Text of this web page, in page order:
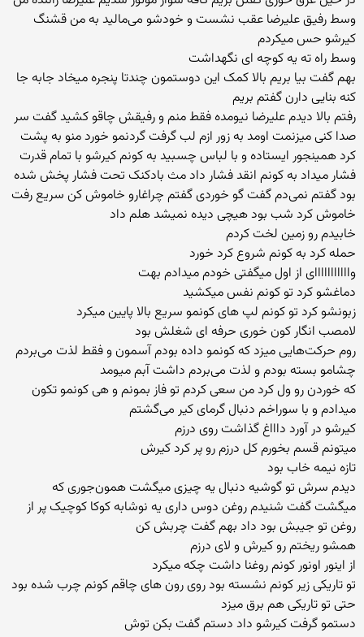
وسط رفیق علیرضا عقب نشست و خودشو می‌مالید به من قشنگ
کیرشو حس میکردم
وسط راه ته یه کوچه ای نگهداشت
بهم گفت بیا بریم بالا کمک این دوستمون چندتا پنجره میخاد جابه جا
کنه بنایی دارن گفتم بریم
رفتم بالا دیدم علیرضا نیومده فقط منم و رفیقش چاقو کشید گفت سر
صدا کنی میزنمت اومد به زور ازم لب گرفت گردنمو خورد منو به پشت
کرد همینجور ایستاده و با لباس چسبید به کونم کیرشو با تمام قدرت
فشار میداد به کونم انقد فشار داد مث بادکنک تحت فشار پخش شده
بود گفتم نمی‌دم گفت گو خوردی گفتم چراغارو خاموش کن سریع رفت
خاموش کرد شب بود هیچی دیده نمیشد هلم داد
خابیدم رو زمین لخت کردم
حمله کرد به کونم شروع کرد خورد
وااااااااااای از اول میگفتی خودم میدادم بهت
دماغشو کرد تو کونم نفس میکشید
زبونشو کرد تو کونم لپ های کونمو سریع بالا پایین میکرد
لامصب انگار کون خوری حرفه ای شغلش بود
روم حرکت‌هایی میزد که کونمو داده بودم آسمون و فقط لذت می‌بردم
چشامو بسته بودم و لذت می‌بردم داشت آبم میومد
که خوردن رو ول کرد من سعی کردم تو فاز بمونم و هی کونمو تکون
میدادم و با سوراخم دنبال گرمای کیر می‌گشتم
کیرشو در آورد داااغ گذاشت روی درزم‌
میتونم قسم بخورم کل درزم رو پر کرد کیرش
تازه نیمه خاب بود
دیدم سرش تو گوشیه دنبال یه چیزی میگشت همون‌جوری که
میگشت گفت شنیدم روغن دوس داری یه نوشابه کوکا کوچیک پر از
روغن تو جیبش بود داد بهم گفت چربش کن
همشو ریختم رو کیرش و لای درزم
از اینور اونور کونم روغنا داشت چکه میکرد
تو تاریکی زیر کونم نشسته بود روی رون های چاقم کونم چرب شده بود
حتی تو تاریکی هم برق میزد
دستمو گرفت کیرشو داد دستم گفت بکن توش